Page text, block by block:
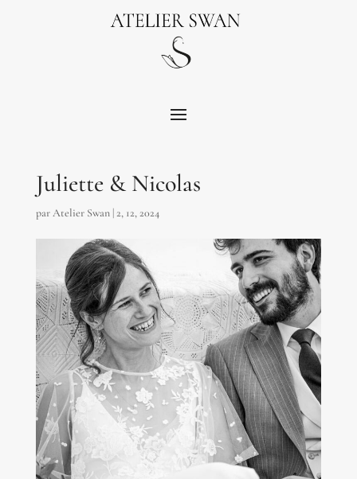
Juliette & Nicolas
parAtelier Swan|2, 12, 2024